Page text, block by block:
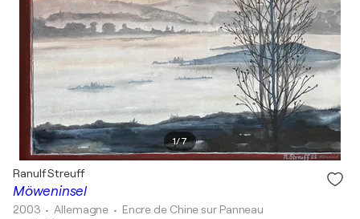
1/7
Möweninsel
Ranulf Streuff
2003 • Allemagne • Encre de Chine sur Panneau